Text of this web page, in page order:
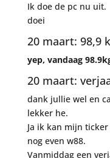
Ik doe de pc nu uit.
doei
20 maart: 98,9
yep, vandaag
20 maart:
dank jullie wel en
lekker he.
Ja ik kan mijn
nog even w88.
Vanmiddag een